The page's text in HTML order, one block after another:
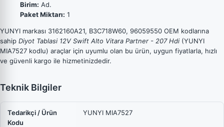
Birim: Ad.
Paket Miktarı: 1
YUNYI markası 3162160A21, B3C718W60, 96059550 OEM kodlarına
sahip Diyot Tablasi 12V Swift Alto Vitara Partner - 207 Hdi (YUNYI
MIA7527 kodlu) araçlar için uyumlu olan bu ürün, uygun fiyatlarla, hızlı
ve güvenli kargo ile hizmetinizdedir.
Teknik Bilgiler
Tedarikçi / Ürün
Kodu
YUNYI MIA7527